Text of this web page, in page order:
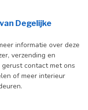
Degelijke
informatie over deze
verzending en
gerust contact met ons
of meer interieur